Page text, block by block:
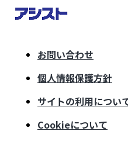
お問い合わせ
個人情報保護方針
サイトの利用につい
Cookieについて